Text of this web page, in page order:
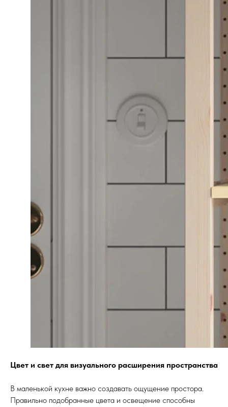
Цвет и свет для визуального расширения пространства
В маленькой кухне важно создавать ощущение простора.
Правильно подобранные цвета и освещение способны